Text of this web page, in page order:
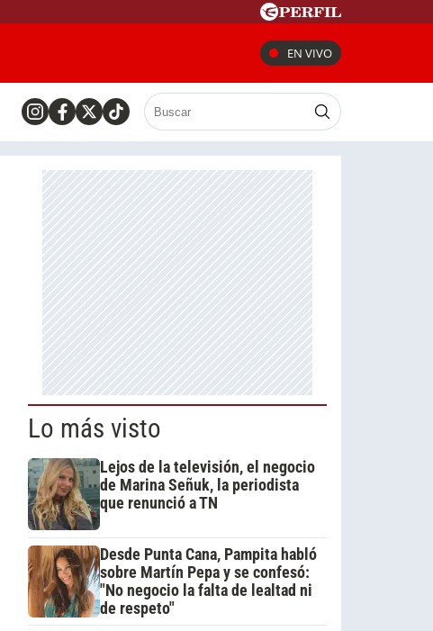
EN VIVO
Lo más visto
Lejos de la televisión, el negocio
de Marina Señuk, la periodista
que renunció a TN
Desde Punta Cana, Pampita habló
sobre Martín Pepa y se confesó:
"No negocio la falta de lealtad ni
de respeto"